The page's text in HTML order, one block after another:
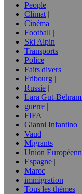
People
Climat
Cinéma
Football
Ski Alpin
Transports
Police
Faits divers
Fribourg
Russie
Lara Gut-
guerre
FIFA
Gianni Infantino
Vaud
Migrants
Union
Espagne
Maroc
immigration
Tous les thèmes